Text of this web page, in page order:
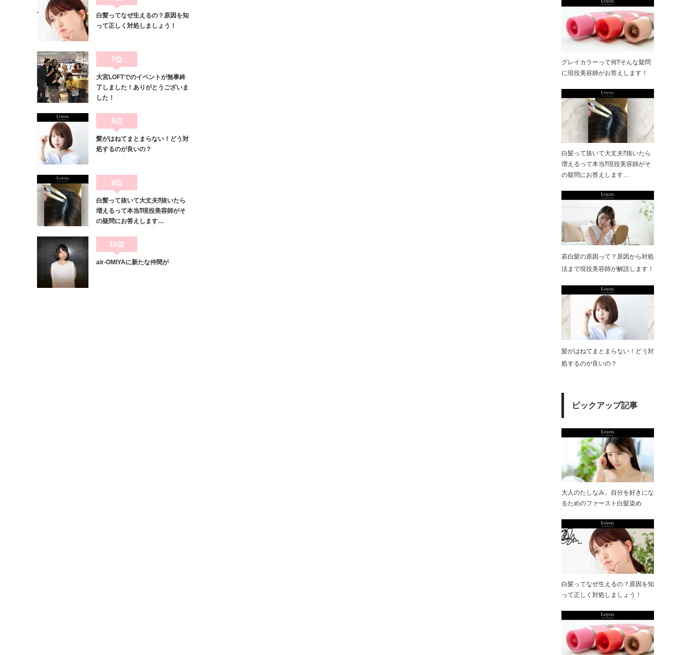
白髪ってなぜ生えるの？原因を知
って正しく対処しましょう！
7位
大宮LOFTでのイベントが無事終
了しました！ありがとうございま
した！
8位
髪がはねてまとまらない！どう対
処するのが良いの？
9位
白髪って抜いて大丈夫⁇抜いたら
増えるって本当⁇現役美容師がそ
の疑問にお答えします…
10位
air-OMIYAに新たな仲間が
グレイカラーって何⁇そんな疑問
に現役美容師がお答えします！
白髪って抜いて大丈夫⁇抜いたら
増えるって本当⁇現役美容師がそ
の疑問にお答えします…
若白髪の原因って？原因から対処
法まで現役美容師が解説します！
髪がはねてまとまらない！どう対
処するのが良いの？
ピックアップ記事
大人のたしなみ。自分を好きにな
るためのファースト白髪染め
白髪ってなぜ生えるの？原因を知
って正しく対処しましょう！